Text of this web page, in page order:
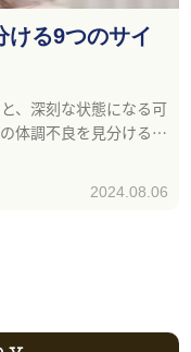
ける9つのサイ
、深刻な状態になる可
体調不良を見分ける9
2024.08.06